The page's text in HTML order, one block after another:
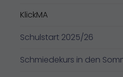
KlickMA
Schulstart 2025/26
Schmiedekurs in den